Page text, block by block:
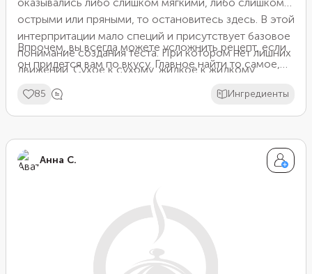
оказывались либо слишком мягкими, либо слишком
острыми или пряными, то остановитесь здесь. В этой
интерпритации мало специй и присутствует базовое
понимание создания теста. При котором нет лишних
движений. Сухое к сухому, жидкое к жидкому.
Впрочем, вы всегда можете усложнить рецепт, если
он придется вам по вкусу. Главное найти то самое,
лень, ведь вы будете ожидать маленького
кулинарного чуда.
85 Ингредиенты
Анна С.